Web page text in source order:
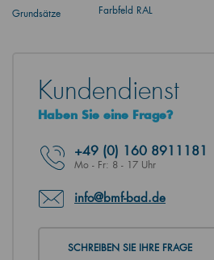
Grundsätze
Farbfeld RAL
Kundendienst
Haben Sie eine Frage?
+49 (0) 160 8911181
Mo - Fr: 8 - 17 Uhr
info@bmf-bad.de
SCHREIBEN SIE IHRE FRAGE